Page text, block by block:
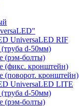
UniversaLED RIF
(труба d-50мм)
(рэм-болты)
(фикс. кронштейн)
(поворот. кронштейн)
UniversaLED LITE
(труба d-50мм)
(рэм-болты)